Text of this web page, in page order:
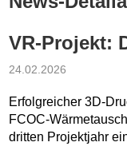
VR-Projekt:
24.02.2026
Erfolgreicher 3D-
FCOC-
dritten Projektjahr